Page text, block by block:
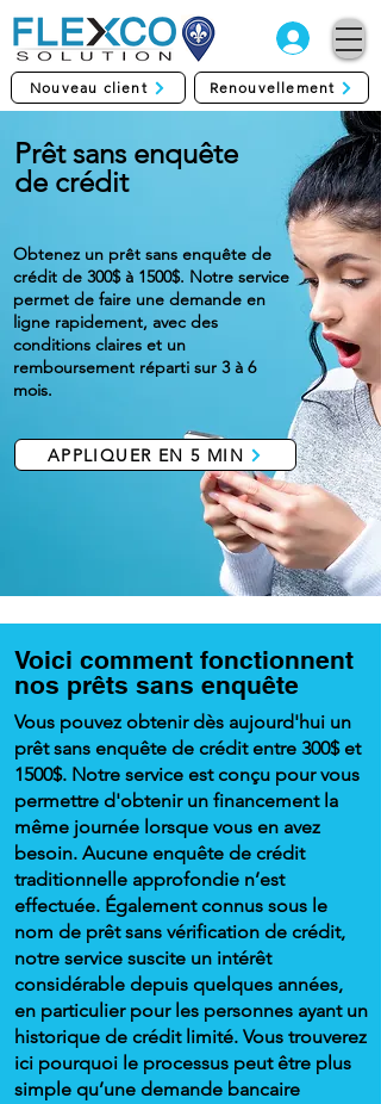
Nouveau client Renouvellement
Prêt sans enquête
de crédit
Obtenez un prêt sans enquête de
crédit de 300$ à 1500$. Notre service
permet de faire une demande en
ligne rapidement, avec des
conditions claires et un
remboursement réparti sur 3 à 6
mois.
APPLIQUER EN 5 MIN
Voici comment fonctionnent
nos prêts sans enquête
Vous pouvez obtenir dès aujourd'hui un
prêt sans enquête de crédit entre 300$ et
1500$. Notre service est conçu pour vous
permettre d'obtenir un financement la
même journée lorsque vous en avez
besoin. Aucune enquête de crédit
traditionnelle approfondie n’est
effectuée. Également connus sous le
nom de prêt sans vérification de crédit,
notre service suscite un intérêt
considérable depuis quelques années,
en particulier pour les personnes ayant un
historique de crédit limité. Vous trouverez
ici pourquoi le processus peut être plus
simple qu’une demande bancaire